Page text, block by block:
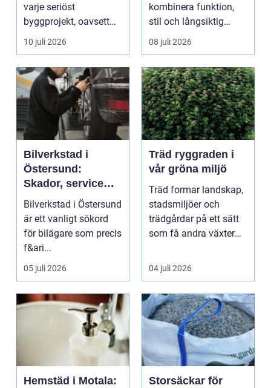
varje seriöst
byggprojekt, oavsett
om det handlar om en
10 juli 2026
kombinera funktion,
stil och långsiktig
ekonomi i samma p...
08 juli 2026
Bilverkstad i
Östersund:
Skador, service
och smarta val för
din bil
Bilverkstad i Östersund
är ett vanligt sökord
för bilägare som precis
f&ari...
05 juli 2026
Träd ryggraden i
vår gröna miljö
Träd formar landskap,
stadsmiljöer och
trädgårdar på ett sätt
som få andra växter
04 juli 2026
Hemstäd i Motala:
Storsäckar för